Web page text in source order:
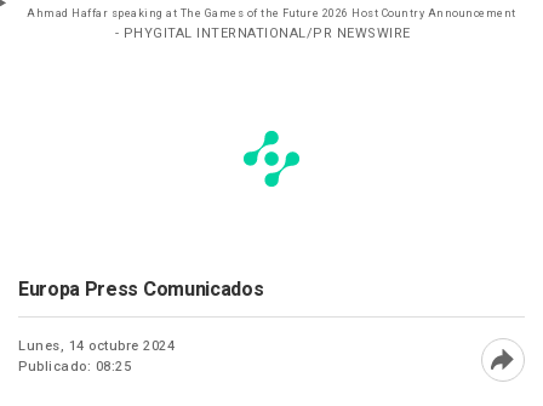
Ahmad Haffar speaking at The Games of the Future 2026 Host Country Announcement
- PHYGITAL INTERNATIONAL/PR NEWSWIRE
Europa Press Comunicados
Lunes, 14 octubre 2024
Publicado: 08:25